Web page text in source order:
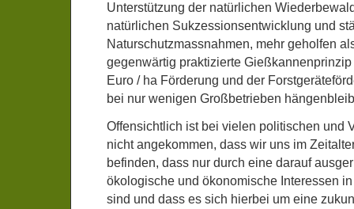
Unterstützung der natürlichen
natürlichen Sukzessionsentwicklung und
Naturschutzmassnahmen, mehr geholfen
gegenwärtig praktizierte
Euro / ha Förderung und der
bei nur wenigen Großbetrieben
Offensichtlich ist bei vielen politischen und
nicht angekommen, dass wir uns im
befinden, dass nur durch eine darauf
ökologische und ökonomische Interessen
sind und dass es sich hierbei um eine